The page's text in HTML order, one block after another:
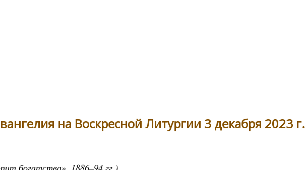
на Воскресной Литургии 3 декабря 2023 г.
богатства», 1886–94 гг.)